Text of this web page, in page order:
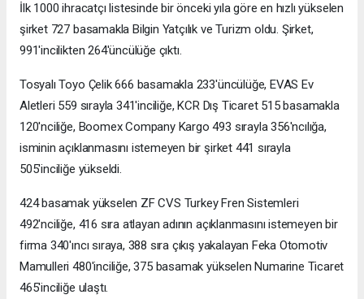
İlk 1000 ihracatçı listesinde bir önceki yıla göre en hızlı yükselen
şirket 727 basamakla Bilgin Yatçılık ve Turizm oldu. Şirket,
991'incilikten 264'üncülüğe çıktı.
Tosyalı Toyo Çelik 666 basamakla 233'üncülüğe, EVAS Ev
Aletleri 559 sırayla 341'inciliğe, KCR Dış Ticaret 515 basamakla
120'nciliğe, Boomex Company Kargo 493 sırayla 356'ncılığa,
isminin açıklanmasını istemeyen bir şirket 441 sırayla
505'inciliğe yükseldi.
424 basamak yükselen ZF CVS Turkey Fren Sistemleri
492'nciliğe, 416 sıra atlayan adının açıklanmasını istemeyen bir
firma 340'ıncı sıraya, 388 sıra çıkış yakalayan Feka Otomotiv
Mamulleri 480'inciliğe, 375 basamak yükselen Numarine Ticaret
465'inciliğe ulaştı.